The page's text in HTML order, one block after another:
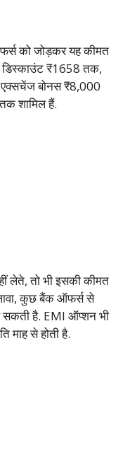
को जोड़कर यह कीमत
₹1658 तक,
बोनस ₹8,000
शामिल हैं.
लेते, तो भी इसकी कीमत
कुछ बैंक ऑफर्स से
है. EMI ऑप्शन भी
से होती है.